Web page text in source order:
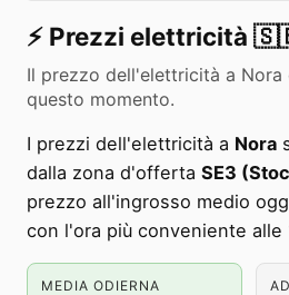
⚡️ Prezzi elettricità
Il prezzo dell'elettricità a
questo momento.
I prezzi dell'elettricità a Nora
dalla zona d'offerta SE3
prezzo all'ingrosso medio
con l'ora più conveniente alle
MEDIA ODIERNA